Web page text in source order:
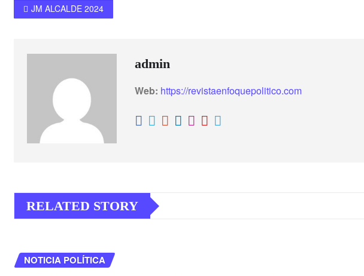
JM ALCALDE 2024
admin
Web: https://revistaenfoquepolitico.com
RELATED STORY
NOTICIA POLÍTICA